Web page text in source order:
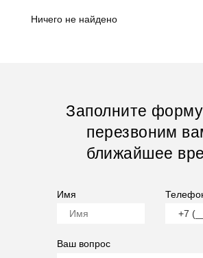
Ничего не найдено
Заполните
перезвоним
ближайшее
Имя
Ваш вопрос